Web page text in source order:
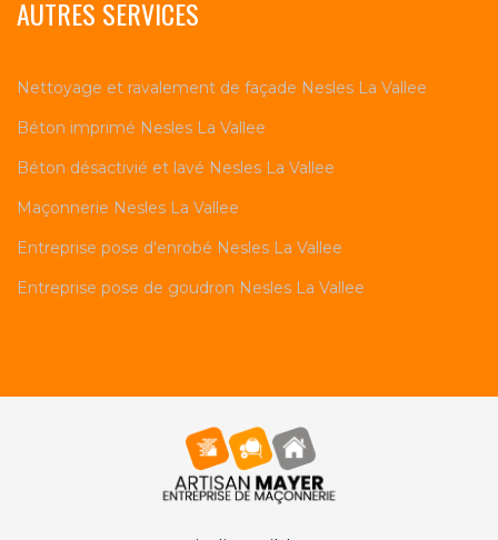
AUTRES SERVICES
Nettoyage et ravalement de façade Nesles La Vallee
Béton imprimé Nesles La Vallee
Béton désactivié et lavé Nesles La Vallee
Maçonnerie Nesles La Vallee
Entreprise pose d'enrobé Nesles La Vallee
Entreprise pose de goudron Nesles La Vallee